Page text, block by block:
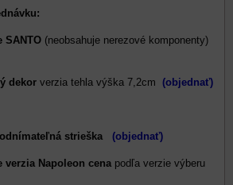
SANTO (neobsahuje nerezové komponenty)
dekor verzia tehla výška 7,2cm (objednať)
strieška (objednať)
verzia Napoleon cena podľa verzie výberu